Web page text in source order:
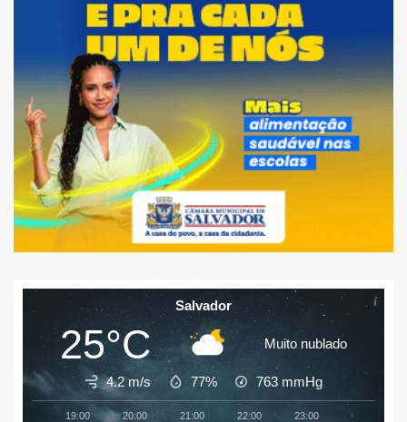
Salvador
25°C Muito nublado
4.2 m/s 77% 763 mmHg
19:00 20:00 21:00 22:00 23:00 00:00